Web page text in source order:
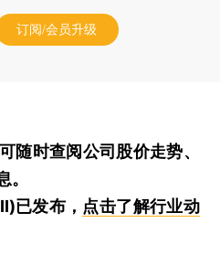
订阅/会员升级
可随时查阅公司股价走势、
。
已发布， 点击了解行业动